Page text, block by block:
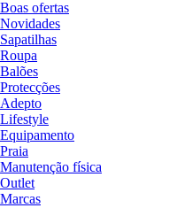
Boas ofertas
Novidades
Sapatilhas
Roupa
Balões
Protecções
Adepto
Lifestyle
Equipamento
Praia
Manutenção física
Outlet
Marcas